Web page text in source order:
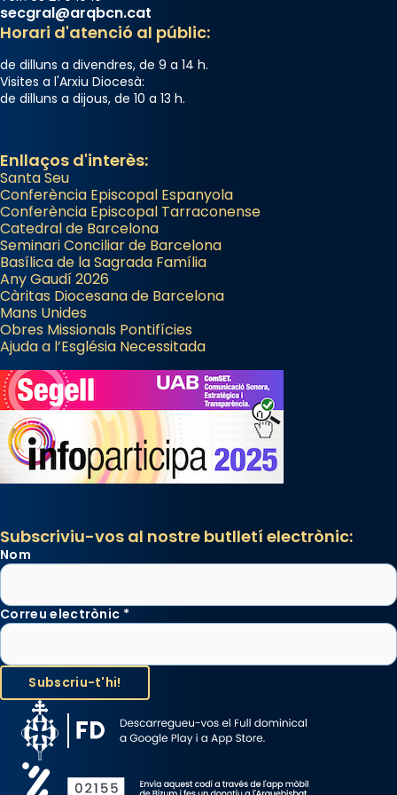
secgral@arqbcn.cat
Horari d'atenció al públic:
de dilluns a divendres, de 9 a 14 h.
Visites a l'Arxiu Diocesà:
de dilluns a dijous, de 10 a 13 h.
Enllaços d'interès:
Santa Seu
Conferència Episcopal Espanyola
Conferència Episcopal Tarraconense
Catedral de Barcelona
Seminari Conciliar de Barcelona
Basílica de la Sagrada Família
Any Gaudí 2026
Càritas Diocesana de Barcelona
Mans Unides
Obres Missionals Pontifícies
Ajuda a l’Església Necessitada
Subscriviu-vos al nostre butlletí electrònic:
Nom
Correu electrònic *